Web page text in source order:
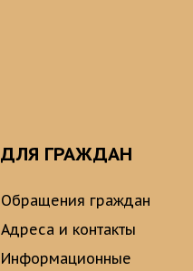
ДЛЯ ГРАЖДАН
Обращения граждан
Адреса и контакты
Информационные